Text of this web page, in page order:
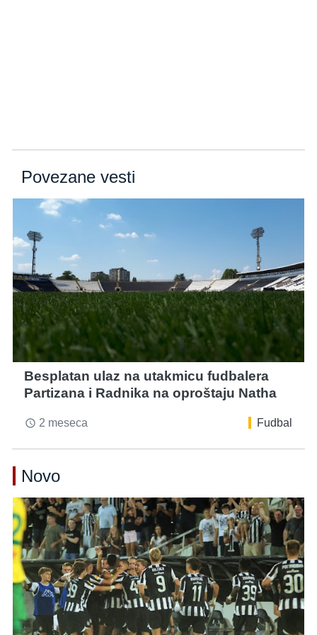
Povezane vesti
Besplatan ulaz na utakmicu fudbalera
Partizana i Radnika na oproštaju Natha
access_time 2 meseca Fudbal
Novo